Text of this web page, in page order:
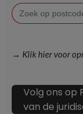
Zoek
naar:
→ Klik hier voor
Volg ons op
van de